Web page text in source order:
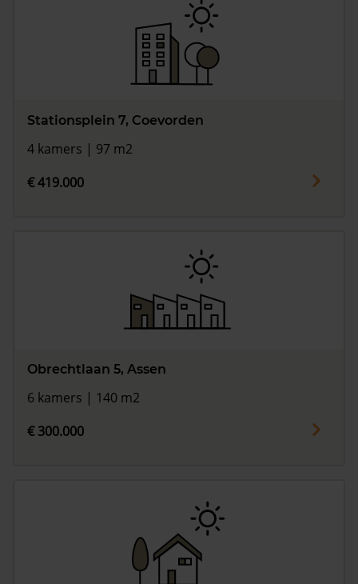
Stationsplein 7, Coevorden
4 kamers | 97 m2
€ 419.000
Obrechtlaan 5, Assen
6 kamers | 140 m2
€ 300.000